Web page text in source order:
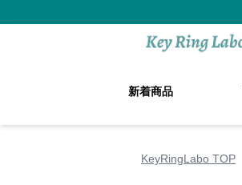
新着商品
KeyRingLabo TOP